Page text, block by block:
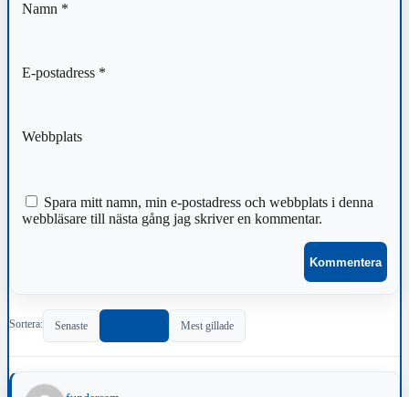
Namn *
E-postadress *
Webbplats
Spara mitt namn, min e-postadress och webbplats i denna
webbläsare till nästa gång jag skriver en kommentar.
Sortera: Senaste Mest gillade